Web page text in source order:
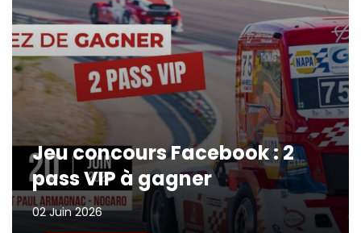
Jeu concours Facebook : 2
pass VIP à gagner
02 Juin 2026